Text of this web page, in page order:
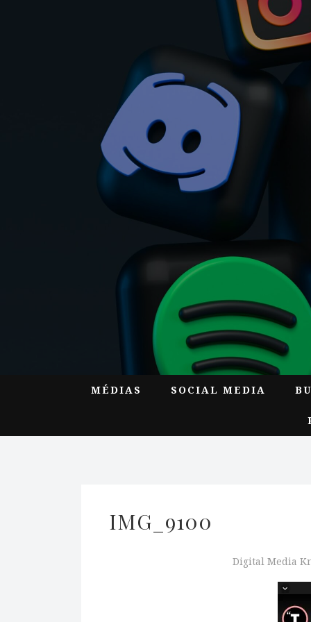
MÉDIAS SOCIAL MEDIA
IMG_9100
Digital Media